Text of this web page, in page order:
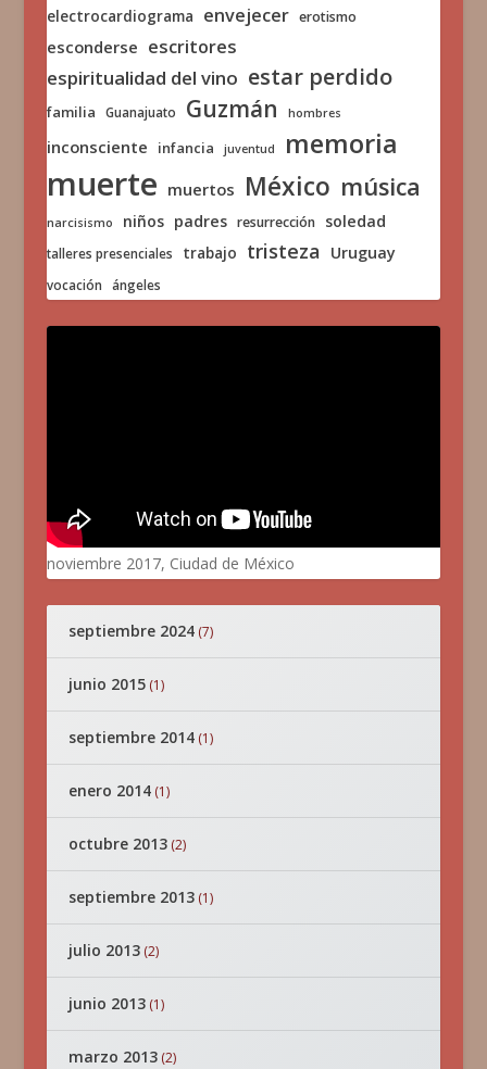
electrocardiograma envejecer erotismo
esconderse escritores
espiritualidad del vino estar perdido
familia Guanajuato Guzmán hombres
inconsciente infancia juventud memoria
muerte muertos México música
narcisismo niños padres resurrección soledad
talleres presenciales trabajo tristeza Uruguay
vocación ángeles
noviembre 2017, Ciudad de México
septiembre 2024(7)
junio 2015(1)
septiembre 2014(1)
enero 2014(1)
octubre 2013(2)
septiembre 2013(1)
julio 2013(2)
junio 2013(1)
marzo 2013(2)